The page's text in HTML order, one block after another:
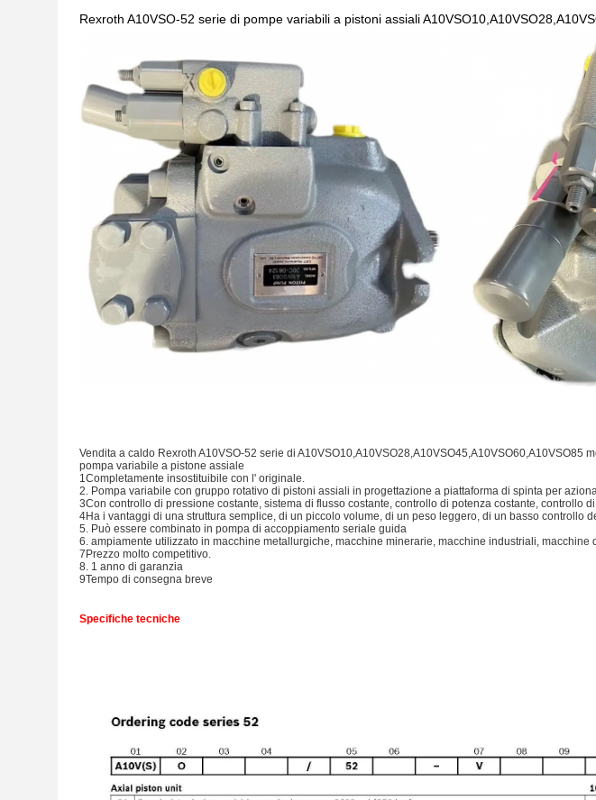
Rexroth A10VSO-52 serie di pompe variabili a pistoni assiali
Vendita a caldo Rexroth A10VSO-52 serie di A10VSO10,A10VSO28,A10VSO45,A10VSO60,A10VSO85
pompa variabile a pistone assiale
1Completamente insostituibile con l' originale.
2. Pompa variabile con gruppo rotativo di pistoni assiali in progettazione a piattaforma di spinta per
3Con controllo di pressione costante, sistema di flusso costante, controllo di potenza costante, controllo
4Ha i vantaggi di una struttura semplice, di un piccolo volume, di un peso leggero, di un basso controllo
5. Può essere combinato in pompa di accoppiamento seriale guida
6. ampiamente utilizzato in macchine metallurgiche, macchine minerarie, macchine industriali, macchine
7Prezzo molto competitivo.
8. 1 anno di garanzia
9Tempo di consegna breve
Specifiche tecniche